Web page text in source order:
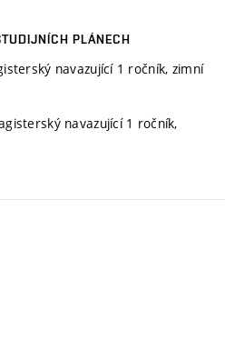
PLÁNECH
navazující 1 ročník, zimní
navazující 1 ročník,